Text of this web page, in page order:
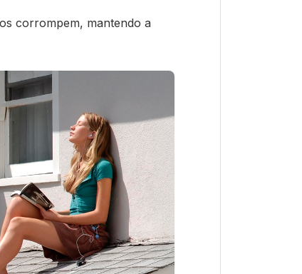
corrompem, mantendo a